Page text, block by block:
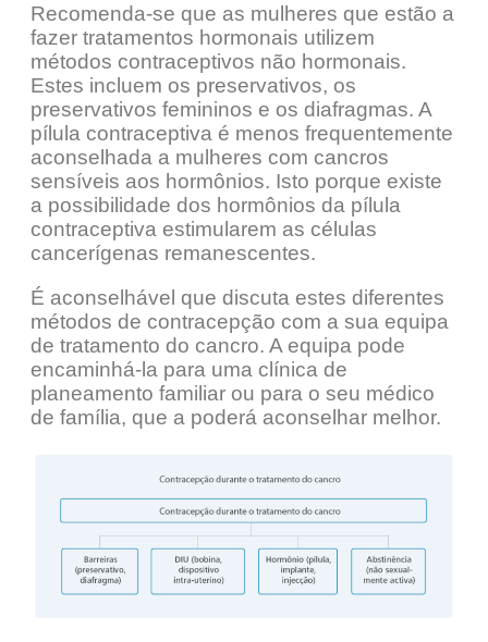
Recomenda-se que as mulheres que estão a
fazer tratamentos hormonais utilizem
métodos contraceptivos não hormonais.
Estes incluem os preservativos, os
preservativos femininos e os diafragmas. A
pílula contraceptiva é menos frequentemente
aconselhada a mulheres com cancros
sensíveis aos hormônios. Isto porque existe
a possibilidade dos hormônios da pílula
contraceptiva estimularem as células
cancerígenas remanescentes.
É aconselhável que discuta estes diferentes
métodos de contracepção com a sua equipa
de tratamento do cancro. A equipa pode
encaminhá-la para uma clínica de
planeamento familiar ou para o seu médico
de família, que a poderá aconselhar melhor.